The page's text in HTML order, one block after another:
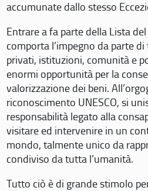
accumunate dallo stesso
Entrare a fa parte della Lista
comporta l’impegno da parte
privati, istituzioni, comunità e
enormi opportunità per la
valorizzazione dei beni.
riconoscimento UNESCO, si
responsabilità legato alla
visitare ed intervenire in un
mondo, talmente unico da
condiviso da tutta l’umanità.
Tutto ciò è di grande stimolo